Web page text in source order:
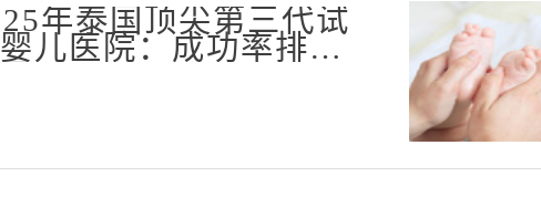
年泰国顶尖第三代试
儿医院：成功率排名